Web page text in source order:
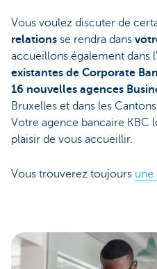
Vous voulez discuter de
relations se rendra dans
accueillons également dans
existantes de Corporate
16 nouvelles agences
Bruxelles et dans les
Votre agence bancaire KBC
plaisir de vous accueillir.
Vous trouverez toujours une